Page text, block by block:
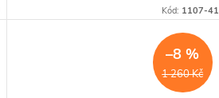
varianty podomítkových baterií a
Kód: 1107-41
1 260 Kč
–8 %